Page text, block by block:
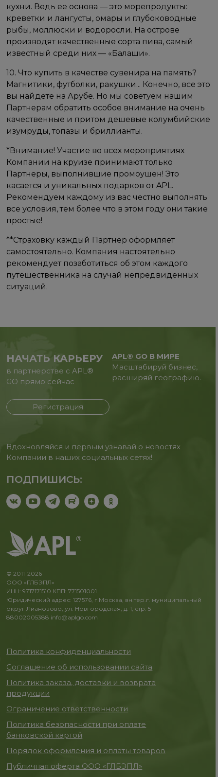
кухни. Ведь ее основа — это морепродукты:
креветки и лангусты, омары и глубоководные
рыбы, моллюски и водоросли. На острове
производят качественные сорта пива, самый
известный среди них — «Балаши».
10. Что купить в качестве сувенира на память?
Магнитики, футболки, ракушки... Конечно, все это
вы найдете на Арубе. Но мы советуем нашим
Партнерам обратить особое внимание на очень
качественные и притом дешевые колумбийские
изумруды, топазы и бриллианты.
*Внимание! Участие во всех мероприятиях
Компании на круизе принимают только
Партнеры, выполнившие промоушен! Это
касается и уникальных подарков от APL.
Рекомендуем каждому из вас честно выполнять
все условия, тем более что в этом году они такие
простые!
**Страховку каждый Партнер оформляет
самостоятельно. Компания настоятельно
рекомендует позаботиться об этом каждого
путешественника на случай непредвиденных
ситуаций.
НАЧАТЬ КАРЬЕРУ
в партнерстве с APL®
GO прямо сейчас
Регистрация
APL® GO В МИРЕ
Масштабируй бизнес,
расширяй географию.
Вдохновляйся и первым узнавай о новостях
Компании в наших социальных сетях!
ПОДПИШИСЬ:
© 2011-2026
ООО «ГЛБЭПЛ»
ИНН: 9717171510 КПП: 771501001
Юридический адрес: 127576, г.Москва, вн.тер.г. муниципальный
округ Лианозово, ул. Новгородская, д. 1, стр. 5
88002005388 info@aplgo.com
Политика конфиденциальности
Соглашение об использовании сайта
Политика заказа, доставки и возврата
продукции
Ограничение ответственности
Политика безопасности при оплате
банковской картой
Порядок оформления и оплаты товаров
Публичная оферта ООО «ГЛБЭПЛ»